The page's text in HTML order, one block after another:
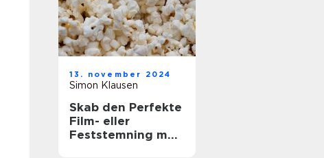
13. november 2024
Simon Klausen
Skab den Perfekte
Film- eller
Feststemning med